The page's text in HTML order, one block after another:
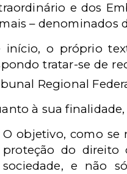
e dos
– denominados
início, o próprio
tratar-se de
Regional
à sua
O objetivo, como se
proteção do direito
sociedade, e não